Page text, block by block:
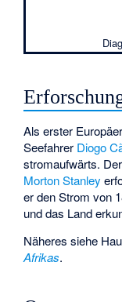
Als erster
Seefahrer Diogo
stromaufwärts.
Morton Stanley
er den Strom von
und das Land
Näheres siehe
Afrikas.